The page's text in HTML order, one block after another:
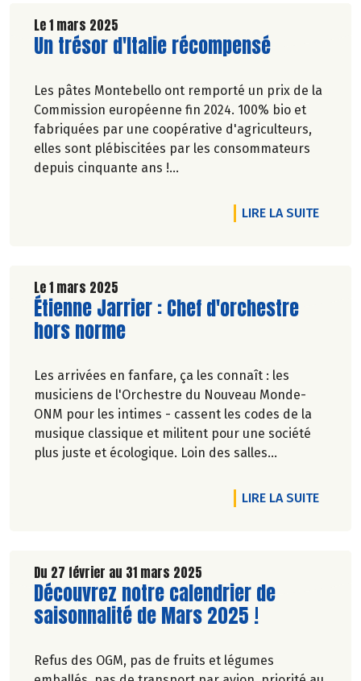
Le 1 mars 2025
Lire la suite de l'article
Un trésor d'Italie récompensé
Les pâtes Montebello ont remporté un prix de la
Commission européenne fin 2024. 100% bio et
fabriquées par une coopérative d'agriculteurs,
elles sont plébiscitées par les consommateurs
depuis cinquante ans !
LIRE LA SUITEDE
Le 1 mars 2025
Lire la suite de l'article
Étienne Jarrier : Chef d'orchestre
hors norme
Les arrivées en fanfare, ça les connaît : les
musiciens de l'Orchestre du Nouveau Monde-
ONM pour les intimes - cassent les codes de la
musique classique et militent pour une société
plus juste et écologique. Loin des salles
résonner un vent de jeunesse et de révolution
avec leurs notes insolentes. Rencontre avec leur
LIRE LA SUITEDE
Du 27 février au 31 mars 2025
Lire la suite de l'article
Découvrez notre calendrier de
saisonnalité de Mars 2025 !
Refus des OGM, pas de fruits et légumes